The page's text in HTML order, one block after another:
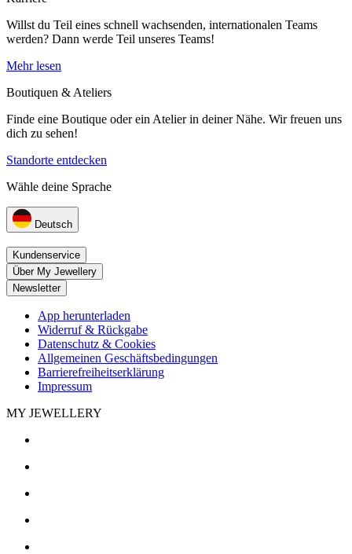
Willst du Teil eines schnell wachsenden, internationalen Teams
werden? Dann werde Teil unseres Teams!
Mehr lesen
Boutiquen & Ateliers
Finde eine Boutique oder ein Atelier in deiner Nähe. Wir freuen uns
dich zu sehen!
Standorte entdecken
Wähle deine Sprache
Deutsch
Kundenservice
Über My Jewellery
Newsletter
App herunterladen
Widerruf & Rückgabe
Datenschutz & Cookies
Allgemeinen Geschäftsbedingungen
Barrierefreiheitserklärung
Impressum
MY JEWELLERY